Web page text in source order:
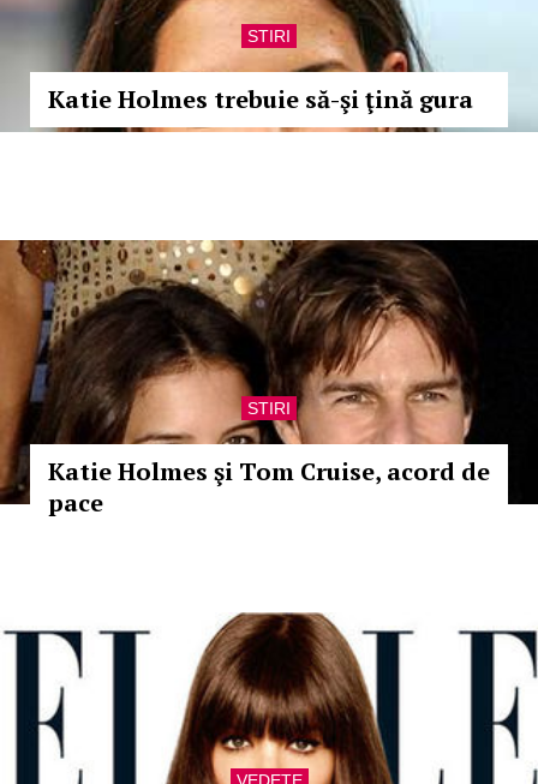
STIRI
Katie Holmes trebuie să-şi ţină gura
STIRI
Katie Holmes şi Tom Cruise, acord de
pace